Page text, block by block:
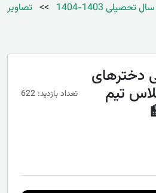
سال تحصیلی 1403-1404 >> تصاویر
دخترهای
۲ در کلاس تیم تعداد بازدید: 622